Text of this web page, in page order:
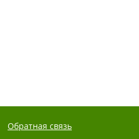
Обратная связь